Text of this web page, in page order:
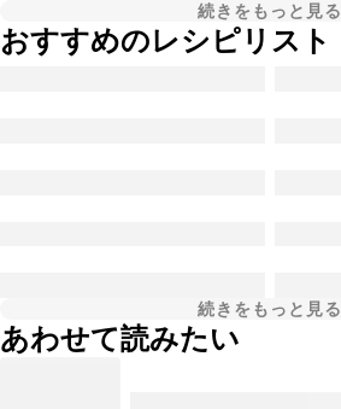
続きをもっと見る
おすすめのレシピリスト
続きをもっと見る
あわせて読みたい